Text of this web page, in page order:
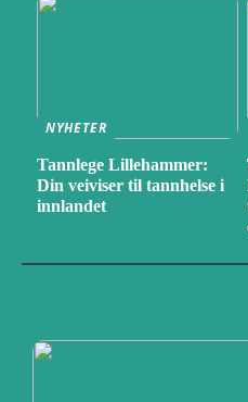
NYHETER
Tannlege Lillehammer:
Din veiviser til tannhelse i
innlandet